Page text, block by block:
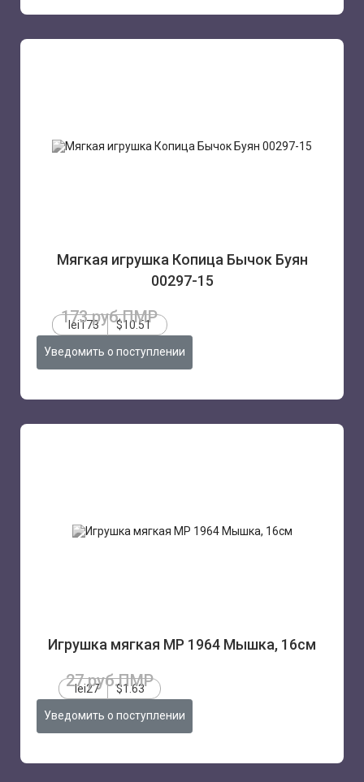
Мягкая игрушка Копица Бычок Буян
00297-15
173 руб.ПМР
lei173 $10.51
Уведомить о поступлении
Игрушка мягкая МP 1964 Мышка, 16см
27 руб.ПМР
lei27 $1.63
Уведомить о поступлении